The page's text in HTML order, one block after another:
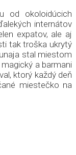
od okoloidúcich
internátov
expatov, ale aj
tak troška ukrytý
stal miestom
a barmani
ktorý každý deň
miestečko na